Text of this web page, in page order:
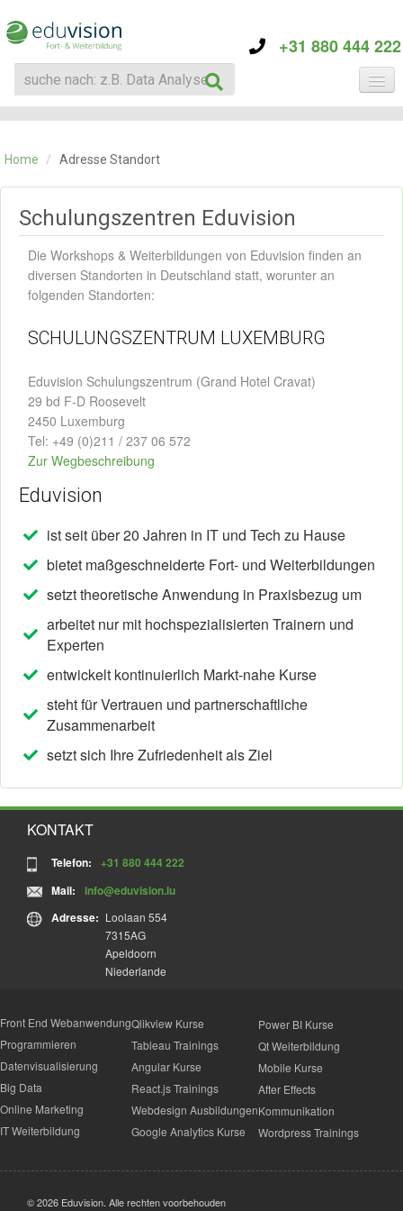
+31 880 444 222
KATEGORIE
KONTAKT
Home / Adresse Standort
Schulungszentren Eduvision
Die Workshops & Weiterbildungen von Eduvision finden an
diversen Standorten in Deutschland statt, worunter an
folgenden Standorten:
SCHULUNGSZENTRUM LUXEMBURG
Eduvision Schulungszentrum (Grand Hotel Cravat)
29 bd F-D Roosevelt
2450 Luxemburg
Tel: +49 (0)211 / 237 06 572
Zur Wegbeschreibung
Eduvision
ist seit über 20 Jahren in IT und Tech zu Hause
bietet maßgeschneiderte Fort- und Weiterbildungen
setzt theoretische Anwendung in Praxisbezug um
arbeitet nur mit hochspezialisierten Trainern und
Experten
entwickelt kontinuierlich Markt-nahe Kurse
steht für Vertrauen und partnerschaftliche
Zusammenarbeit
setzt sich Ihre Zufriedenheit als Ziel
KONTAKT
Telefon:
+31 880 444 222
Mail:
info@eduvision.lu
Adresse: Loolaan 554
7315AG
Apeldoorn
Niederlande
Front End Webanwendung
Programmieren
Datenvisualisierung
Big Data
Online Marketing
IT Weiterbildung
Qlikview Kurse
Tableau Trainings
Angular Kurse
React.js Trainings
Webdesign Ausbildungen
Google Analytics Kurse
Power BI Kurse
Qt Weiterbildung
Mobile Kurse
After Effects
Kommunikation
Wordpress Trainings
© 2026 Eduvision. Alle rechten voorbehouden